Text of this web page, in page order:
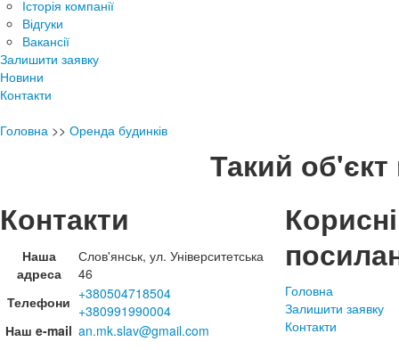
Історія компанії
Відгуки
Вакансії
Залишити заявку
Новини
Контакти
Головна >> Оренда будинків
Такий об'єкт
Контакти
Наша
адреса
Слов'янськ, ул. Університетська
46
Телефони +380504718504
+380991990004
Наш e-mail an.mk.slav@gmail.com
Корисні
Головна
Залишити заявку
Контакти